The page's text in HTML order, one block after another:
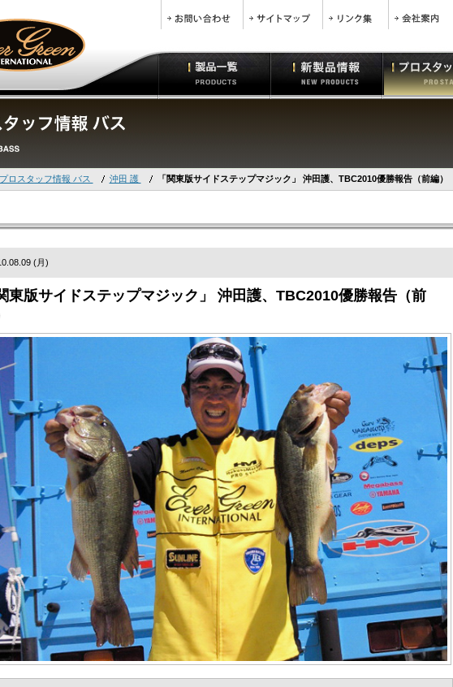
プロスタッフ情報 バス 沖田 護 「関東版サイドステップマジック」 沖田護、TBC2010優勝報告（前編）
(月)
東版サイドステップマジック」 沖田護、TBC2010優勝報告（前